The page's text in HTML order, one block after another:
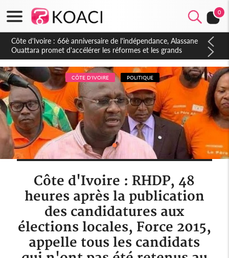
0
Côte d'Ivoire : À Abidjan, Amadou Oury Bah admire le modèle
ivoirien et veut s'en inspirer pour accélérer le développement
de la Guinée
CÔTE D'IVOIRE POLITIQUE
Côte d'Ivoire : RHDP, 48
heures après la publication
des candidatures aux
élections locales, Force 2015,
appelle tous les candidats